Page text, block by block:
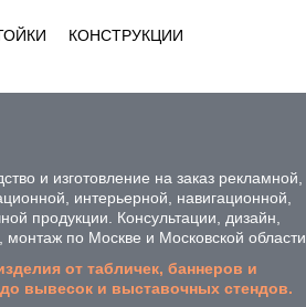
КОНСТРУКЦИИ
и изготовление на заказ рекламной,
интерьерной, навигационной,
продукции. Консультации, дизайн,
монтаж по Москве и Московской области.
от табличек, баннеров и
до вывесок и выставочных стендов.